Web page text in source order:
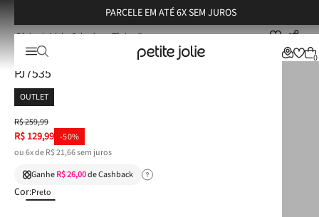
PARCELE EM ATÉ 6X SEM JUROS
0
Calçados Tênis Tênis Petite Jolie Pump Preto/Amarelo Neon PJ7535
Tênis Petite Jolie Pump Preto/Amarelo Neon
PJ7535
OUTLET
R$259,99
R$ 129,99 -50%
ou6x deR$21,66sem juros
GanheR$ 26,00de Cashback
Cor:Preto